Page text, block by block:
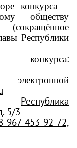
конкурса –
обществу
Республики
конкурса:
Республика
5/3
967-453-92-72,